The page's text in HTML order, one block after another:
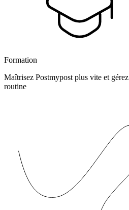
Formation
Maîtrisez Postmypost plus vite et
routine